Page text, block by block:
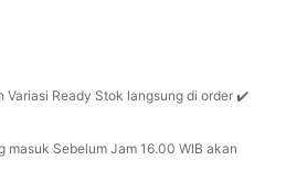
Variasi Ready Stok langsung di order ✔️
masuk Sebelum Jam 16.00 WIB akan